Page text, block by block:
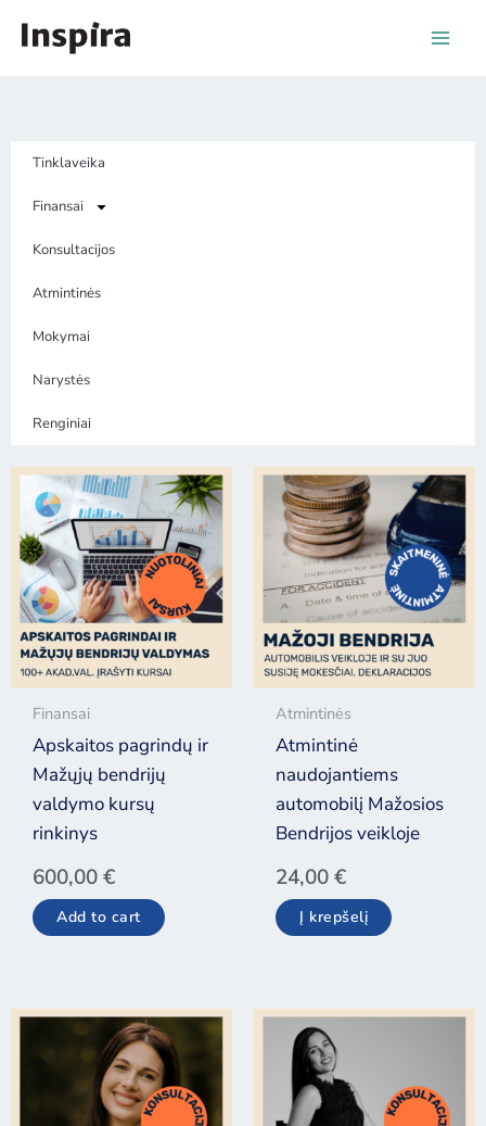
prie
Tinklaveika
Finansai
Konsultacijos
Atmintinės
Mokymai
Narystės
Renginiai
Finansai
Apskaitos pagrindų ir
Mažųjų bendrijų
valdymo kursų
rinkinys
600,00€
Add to cart
Atmintinės
Atmintinė
naudojantiems
automobilį Mažosios
Bendrijos veikloje
24,00€
Į krepšelį